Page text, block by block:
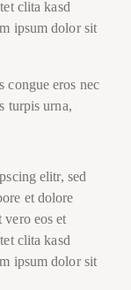
clita kasd
ipsum dolor sit
congue eros nec
turpis urna,
elitr, sed
et dolore
vero eos et
clita kasd
ipsum dolor sit